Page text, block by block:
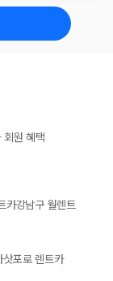
회원 혜택
카강남구 월렌트
삿포로 렌트카